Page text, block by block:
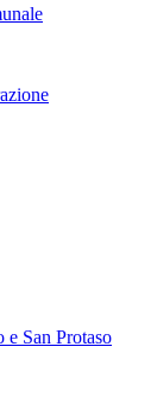
e San Protaso